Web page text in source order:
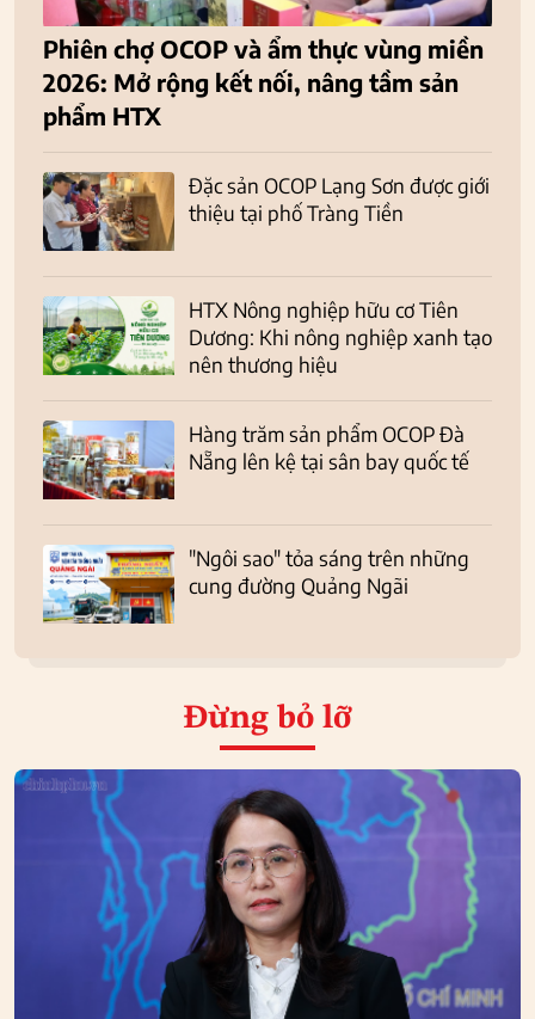
Phiên chợ OCOP và ẩm thực vùng miền
2026: Mở rộng kết nối, nâng tầm sản
phẩm HTX
Đặc sản OCOP Lạng Sơn được giới
thiệu tại phố Tràng Tiền
HTX Nông nghiệp hữu cơ Tiên
Dương: Khi nông nghiệp xanh tạo
nên thương hiệu
Hàng trăm sản phẩm OCOP Đà
Nẵng lên kệ tại sân bay quốc tế
"Ngôi sao" tỏa sáng trên những
cung đường Quảng Ngãi
Đừng bỏ lỡ